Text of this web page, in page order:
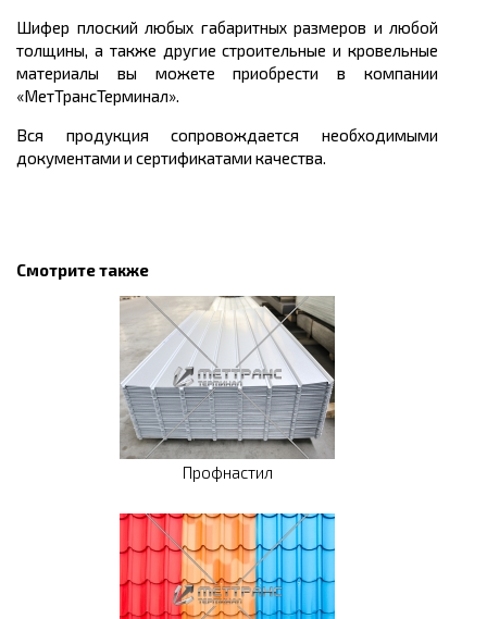
Шифер плоский любых габаритных размеров и любой
толщины, а также другие строительные и кровельные
материалы вы можете приобрести в компании
«МетТрансТерминал».
Вся продукция сопровождается необходимыми
документами и сертификатами качества.
Смотрите также
Профнастил